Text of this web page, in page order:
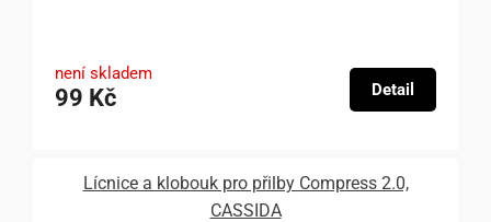
není skladem
99 Kč Detail
Lícnice a klobouk pro přilby Compress 2.0,
CASSIDA